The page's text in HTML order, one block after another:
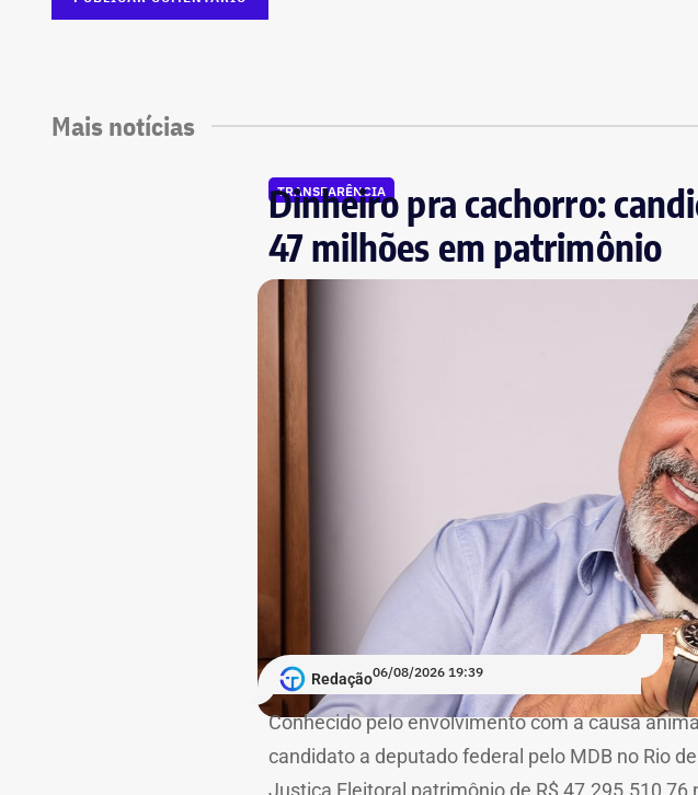
Mais notícias
TRANSPARÊNCIA
Dinheiro pra cachorro:
47 milhões em patrimônio
Redação06/08/2026 19:39
Conhecido pelo envolvimento com a causa
candidato a deputado federal pelo MDB no Rio